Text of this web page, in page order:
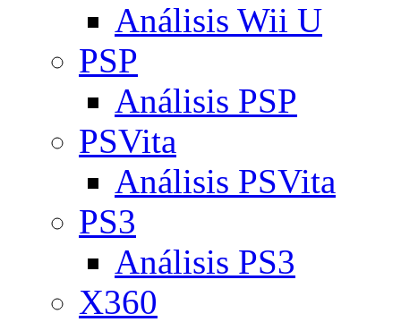
Análisis Wii U
PSP
Análisis PSP
PSVita
Análisis PSVita
PS3
Análisis PS3
X360